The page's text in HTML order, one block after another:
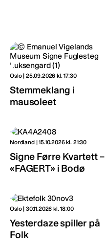
Oslo | 25.09.2026 kl. 17:30
Stemmeklang i
mausoleet
Nordland | 15.10.2026 kl. 21:30
Signe Førre Kvartett –
«FAGERT» i Bodø
Oslo | 30.11.2026 kl. 18:00
Yesterdaze spiller på
Folk